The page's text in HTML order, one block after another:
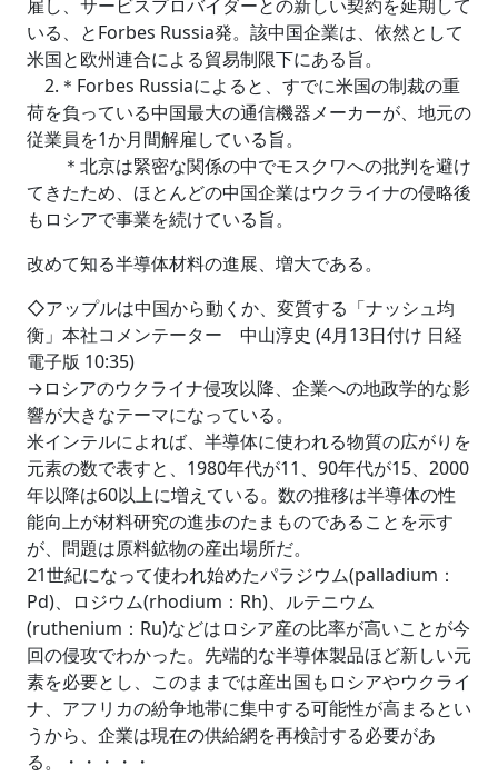
雇し、サービスプロバイダーとの新しい契約を延期して
いる、とForbes Russia発。該中国企業は、依然として
米国と欧州連合による貿易制限下にある旨。
2.＊Forbes Russiaによると、すでに米国の制裁の重
荷を負っている中国最大の通信機器メーカーが、地元の
従業員を1か月間解雇している旨。
＊北京は緊密な関係の中でモスクワへの批判を避け
てきたため、ほとんどの中国企業はウクライナの侵略後
もロシアで事業を続けている旨。
改めて知る半導体材料の進展、増大である。
◇アップルは中国から動くか、変質する「ナッシュ均
衡」本社コメンテーター 中山淳史 (4月13日付け 日経
電子版 10:35)
→ロシアのウクライナ侵攻以降、企業への地政学的な影
響が大きなテーマになっている。
米インテルによれば、半導体に使われる物質の広がりを
元素の数で表すと、1980年代が11、90年代が15、2000
年以降は60以上に増えている。数の推移は半導体の性
能向上が材料研究の進歩のたまものであることを示す
が、問題は原料鉱物の産出場所だ。
21世紀になって使われ始めたパラジウム(palladium：
Pd)、ロジウム(rhodium：Rh)、ルテニウム
(ruthenium：Ru)などはロシア産の比率が高いことが今
回の侵攻でわかった。先端的な半導体製品ほど新しい元
素を必要とし、このままでは産出国もロシアやウクライ
ナ、アフリカの紛争地帯に集中する可能性が高まるとい
うから、企業は現在の供給網を再検討する必要があ
る。・・・・・